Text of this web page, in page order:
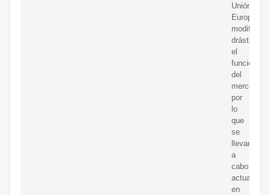
Unión
Europea
modifica
el
del
mercado,
por
lo
que
se
llevan
a
cabo
en